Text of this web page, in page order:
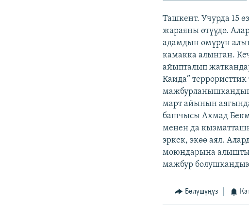
Ташкент. Учурда 15
жараяны өтүүдө.
адамдын өмүрүн
камакка алынган.
айыпталып
Каида”
март айынын
башчысы Ахмад
менен да
эркек, экөө аял.
моюндарына алышты.
мажбур
Бөлүшүңүз